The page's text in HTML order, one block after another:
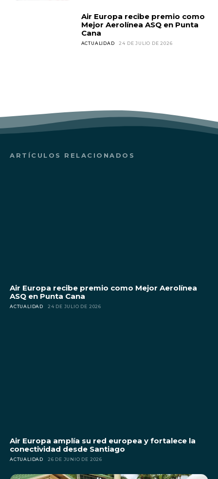
Air Europa recibe premio como
Mejor Aerolínea ASQ en Punta
Cana
ACTUALIDAD 24 DE JULIO DE 2026
ARTÍCULOS RELACIONADOS
Air Europa recibe premio como Mejor Aerolínea
ASQ en Punta Cana
ACTUALIDAD 24 DE JULIO DE 2026
Air Europa amplía su red europea y fortalece la
conectividad desde Santiago
ACTUALIDAD 26 DE JUNIO DE 2026